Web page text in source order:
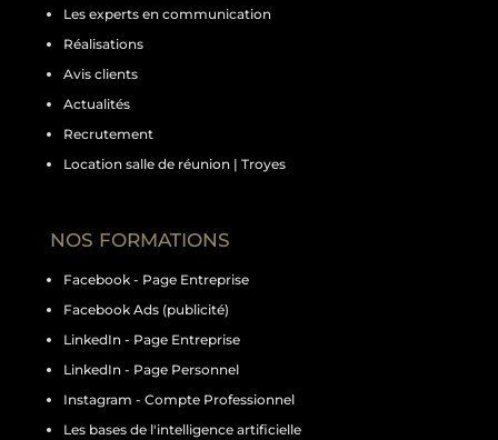
Les experts en communication
Réalisations
Avis clients
Actualités
Recrutement
Location salle de réunion | Troyes
NOS FORMATIONS
Facebook - Page Entreprise
Facebook Ads (publicité)
LinkedIn - Page Entreprise
LinkedIn - Page Personnel
Instagram - Compte Professionnel
Les bases de l'intelligence artificielle